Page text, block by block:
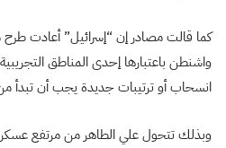
كما قالت مصادر إن “إسرائيل” أعادت
واشنطن باعتبارها إحدى المناطق
انسحاب أو ترتيبات جديدة يجب أن تبدأ
وبذلك تتحول علي الطاهر من مرتفع